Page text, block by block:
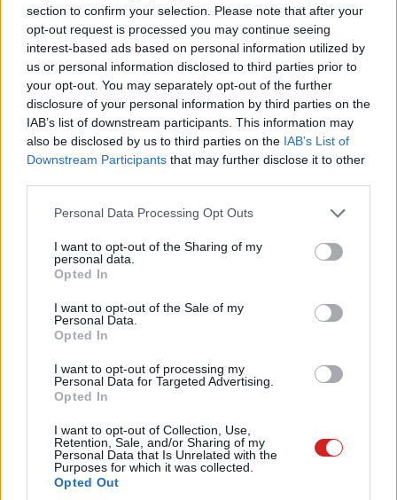
section to confirm your selection. Please note that after your
opt-out request is processed you may continue seeing
interest-based ads based on personal information utilized by
us or personal information disclosed to third parties prior to
your opt-out. You may separately opt-out of the further
disclosure of your personal information by third parties on the
IAB’s list of downstream participants. This information may
also be disclosed by us to third parties on the IAB’s List of
Downstream Participants that may further disclose it to other
Please note that this website/app uses one or more Google
not limited to your visit or usage behaviour. You may click to
grant or deny consent to Google and its third-party tags to
use your data for below specified purposes in below Google
consent section.
Personal Data Processing Opt Outs
I want to opt-out of the Sharing of my
personal data.
Opted In
I want to opt-out of the Sale of my
Personal Data.
Opted In
I want to opt-out of processing my
Personal Data for Targeted Advertising.
Opted In
I want to opt-out of Collection, Use,
Retention, Sale, and/or Sharing of my
Personal Data that Is Unrelated with the
Purposes for which it was collected.
Opted Out
hagyományos kapcsolókhoz viszonyítva. A kék
kapcsolók ezzel szemben kicsit később, 1,5 mm úton
kapcsolnak, és 55 gf ellenállással jár a taktilis pontjuk
legyőzése. A kék típus tehát nehézkesebb és
határozottabb leütésű, minden egyes leütést érezhető
kattintás kísér.
A gombok mérete és kapcsolási érzet egészen komfortos, de
szakdolgozatot nem biztos, hogy a Flachionon írnál szívesen. A
szóköz egyébként bírná, a tervezés során odafigyeltek a
rezgéscsillapításra, kitámasztásra, így nincs is semmilyen